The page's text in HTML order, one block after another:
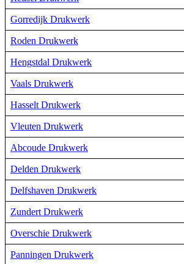
Gorredijk Drukwerk
Roden Drukwerk
Hengstdal Drukwerk
Vaals Drukwerk
Hasselt Drukwerk
Vleuten Drukwerk
Abcoude Drukwerk
Delden Drukwerk
Delfshaven Drukwerk
Zundert Drukwerk
Overschie Drukwerk
Panningen Drukwerk